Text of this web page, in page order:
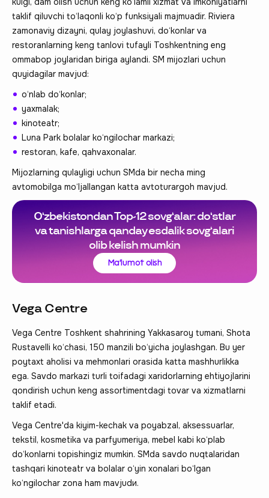
taklif qiluvchi to‘laqonli ko‘p funksiyali majmuadir. Riviera
zamonaviy dizayni, qulay joylashuvi, do‘konlar va
restoranlarning keng tanlovi tufayli Toshkentning eng
ommabop joylaridan biriga aylandi. SM mijozlari uchun
quyidagilar mavjud:
o‘nlab do‘konlar;
yaxmalak;
kinoteatr;
Luna Park bolalar ko‘ngilochar markazi;
restoran, kafe, qahvaxonalar.
Mijozlarning qulayligi uchun SMda bir necha ming
avtomobilga mo‘ljallangan katta avtoturargoh mavjud.
O‘zbekistondan Top-12 sovg‘alar: do‘stlar
va tanishlarga qanday esdalik sovg‘alari
olib kelish mumkin
Ma'lumot olish
Vega Centre
Vega Centre Toshkent shahrining Yakkasaroy tumani, Shota
Rustavelli ko‘chasi, 150 manzili bo‘yicha joylashgan. Bu yer
poytaxt aholisi va mehmonlari orasida katta mashhurlikka
ega. Savdo markazi turli toifadagi xaridorlarning ehtiyojlarini
qondirish uchun keng assortimentdagi tovar va xizmatlarni
taklif etadi.
Vega Centre'da kiyim-kechak va poyabzal, aksessuarlar,
tekstil, kosmetika va parfyumeriya, mebel kabi ko‘plab
do‘konlarni topishingiz mumkin. SMda savdo nuqtalaridan
tashqari kinoteatr va bolalar o‘yin xonalari bo‘lgan
ko‘ngilochar zona ham mavjudи.